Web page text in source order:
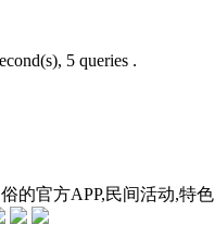
5 queries .
的官方APP,民间活动,特